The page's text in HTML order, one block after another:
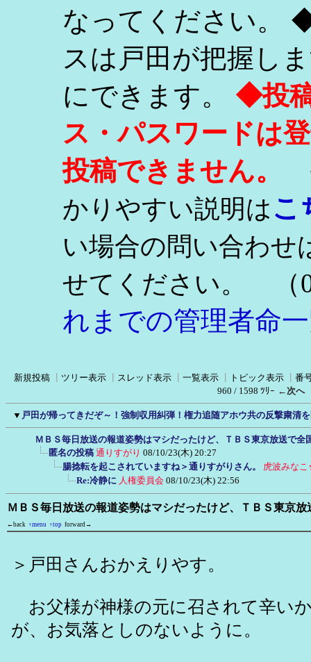
なってください。
スは戸田が把握し
にできます。 ◆投
ス・パスワードは
投稿できません。
かりやすい説明はこ
い場合の問い合わせ
せてください。
（
れまでの管理者命
新規投稿 ツリー表示 スレッド表示 一覧表示 トピック表示
番
960 / 1598 ﾂﾘｰ ←次へ
▼ 戸田が帰ってきだぞ～！強制収用糾弾！権力追随アホウ共の反撃粛清
ＭＢＳ毎日放送の報道姿勢はマシだったけど、ＴＢＳ東京放送で全
匿名の投稿 通りすがり 08/10/23(木) 20:27
腸捻転を起こされていますね＞通りすがりさん。
虎波みな
Re:冷静に 人権委員会 08/10/23(木) 22:56
ＭＢＳ毎日放送の報道姿勢はマシだったけど、ＴＢＳ東京
←back ↑menu ↑top forward→
＞戸田さんおかえりやす。
お父様が神様の元に召されて辛い
が、お気落としのないように。